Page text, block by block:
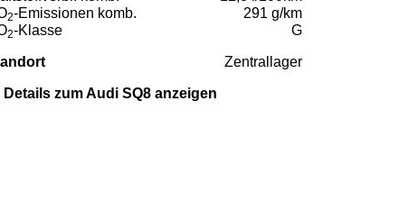
2-Emissionen komb.
291 g/km
2-Klasse G
Zentrallager
Details zum Audi SQ8 anzeigen